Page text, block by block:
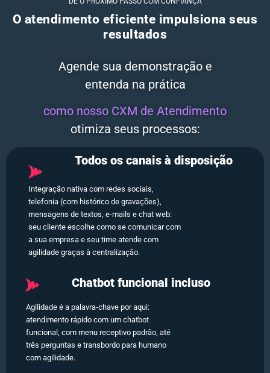
O atendimento eficiente impulsiona seus
resultados
Agende sua demonstração e
entenda na prática
como nosso CXM de Atendimento
otimiza seus processos:
Todos os canais à disposição
Integração nativa com redes sociais,
telefonia (com histórico de gravações),
mensagens de textos, e-mails e chat web:
seu cliente escolhe como se comunicar com
a sua empresa e seu time atende com
agilidade graças à centralização.
Chatbot funcional incluso
Agilidade é a palavra-chave por aqui:
atendimento rápido com um chatbot
funcional, com menu receptivo padrão, até
três perguntas e transbordo para humano
com agilidade.